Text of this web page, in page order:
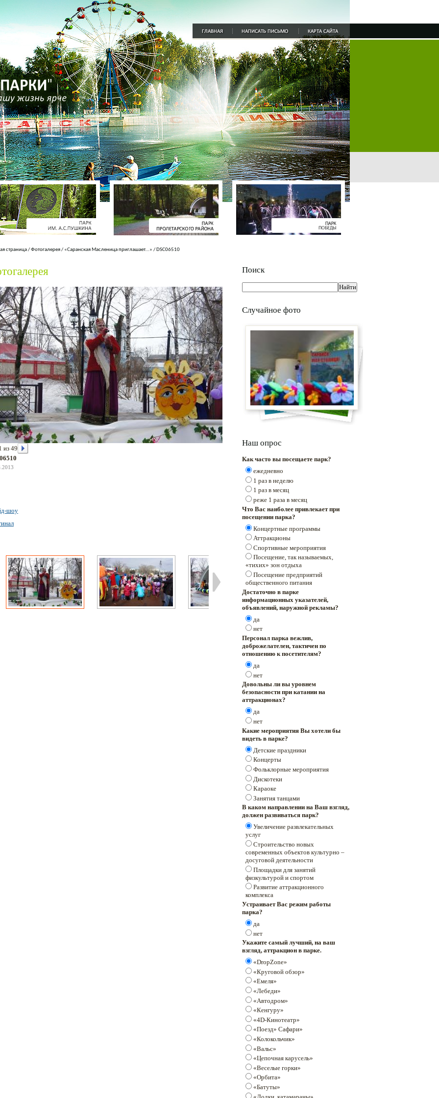
страница/Фотогалерея/ «Саранская Масленица приглашает…» / DSC06510
из 49
шоу
Поиск
Случайное фото
Наш опрос
Как часто вы посещаете парк?
ежедневно
1 раз в неделю
1 раз в месяц
реже 1 раза в месяц
Что Вас наиболее привлекает при
посещении парка?
Концертные программы
Аттракционы
Спортивные мероприятия
Посещение, так называемых,
«тихих» зон отдыха
Посещение предприятий
общественного питания
Достаточно в парке
информационных указателей,
объявлений, наружной рекламы?
да
нет
Персонал парка вежлив,
доброжелателен, тактичен по
отношению к посетителям?
да
нет
Довольны ли вы уровнем
безопасности при катании на
аттракционах?
да
нет
Какие мероприятия Вы хотели бы
видеть в парке?
Детские праздники
Концерты
Фольклорные мероприятия
Дискотеки
Караоке
Занятия танцами
В каком направлении на Ваш взгляд,
должен развиваться парк?
Увеличение развлекательных
услуг
Строительство новых
современных объектов культурно –
досуговой деятельности
Площадки для занятий
физкультурой и спортом
Развитие аттракционного
комплекса
Устраивает Вас режим работы
парка?
да
нет
Укажите самый лучший, на ваш
взгляд, аттракцион в парке.
«DropZone»
«Круговой обзор»
«Емеля»
«Лебеди»
«Автодром»
«Кенгуру»
«4D-Кинотеатр»
«Поезд» Сафари»
«Колокольчик»
«Вальс»
«Цепочная карусель»
«Веселые горки»
«Орбита»
«Батуты»